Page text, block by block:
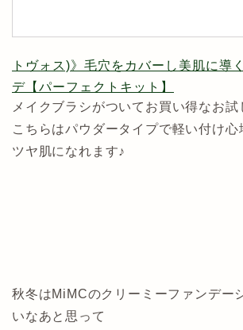
トヴォス)》毛穴をカバーし美肌に導
デ【パーフェクトキット】
メイクブラシがついてお買い得なお試
こちらはパウダータイプで軽い付け心
ツヤ肌になれます♪
秋冬はMiMCのクリーミーファンデー
いなあと思って